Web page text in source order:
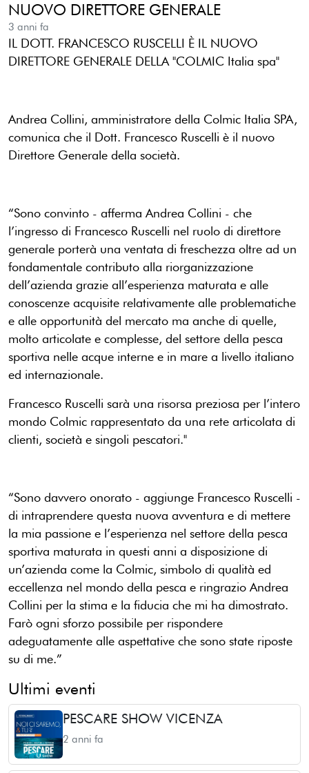
NUOVO DIRETTORE GENERALE
3 anni fa
IL DOTT. FRANCESCO RUSCELLI È IL NUOVO
DIRETTORE GENERALE DELLA "COLMIC Italia spa"
Andrea Collini, amministratore della Colmic Italia SPA,
comunica che il Dott. Francesco Ruscelli è il nuovo
Direttore Generale della società.
“Sono convinto - afferma Andrea Collini - che
l’ingresso di Francesco Ruscelli nel ruolo di direttore
generale porterà una ventata di freschezza oltre ad un
fondamentale contributo alla riorganizzazione
dell’azienda grazie all’esperienza maturata e alle
conoscenze acquisite relativamente alle problematiche
e alle opportunità del mercato ma anche di quelle,
molto articolate e complesse, del settore della pesca
sportiva nelle acque interne e in mare a livello italiano
ed internazionale.
Francesco Ruscelli sarà una risorsa preziosa per l’intero
mondo Colmic rappresentato da una rete articolata di
clienti, società e singoli pescatori."
“Sono davvero onorato - aggiunge Francesco Ruscelli -
di intraprendere questa nuova avventura e di mettere
la mia passione e l’esperienza nel settore della pesca
sportiva maturata in questi anni a disposizione di
un’azienda come la Colmic, simbolo di qualità ed
eccellenza nel mondo della pesca e ringrazio Andrea
Collini per la stima e la fiducia che mi ha dimostrato.
Farò ogni sforzo possibile per rispondere
adeguatamente alle aspettative che sono state riposte
su di me.”
Ultimi eventi
PESCARE SHOW VICENZA
2 anni fa